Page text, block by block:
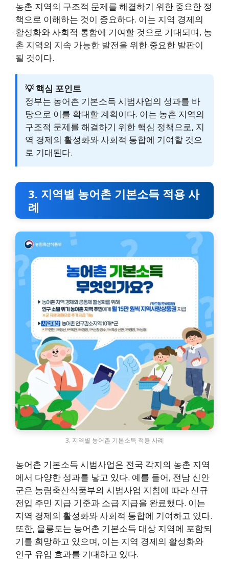
농촌 지역의 구조적 문제를 해결하기 위한 중요한 정
책으로 이해하는 것이 중요하다. 이는 지역 경제의
활성화와 사회적 통합에 기여할 것으로 기대되며, 농
촌 지역의 지속 가능한 발전을 위한 중요한 발판이
될 것이다.
💡 핵심 포인트
정부는 농어촌 기본소득 시범사업의 성과를 바
탕으로 이를 확대할 계획이다. 이는 농촌 지역의
구조적 문제를 해결하기 위한 핵심 정책으로, 지
역 경제의 활성화와 사회적 통합에 기여할 것으
로 기대된다.
3. 지역별 농어촌 기본소득 적용 사
례
3. 지역별 농어촌 기본소득 적용 사례
농어촌 기본소득 시범사업은 전국 각지의 농촌 지역
에서 다양한 성과를 낳고 있다. 예를 들어, 전남 신안
군은 농림축산식품부의 시범사업 지침에 따라 신규
전입 주민 지급 기준과 소급 지급을 완료했다. 이는
지역 경제의 활성화와 사회적 통합에 기여하고 있다.
또한, 울릉도는 농어촌 기본소득 대상 지역에 포함되
기를 희망하고 있으며, 이는 지역 경제의 활성화와
인구 유입 효과를 기대하고 있다.